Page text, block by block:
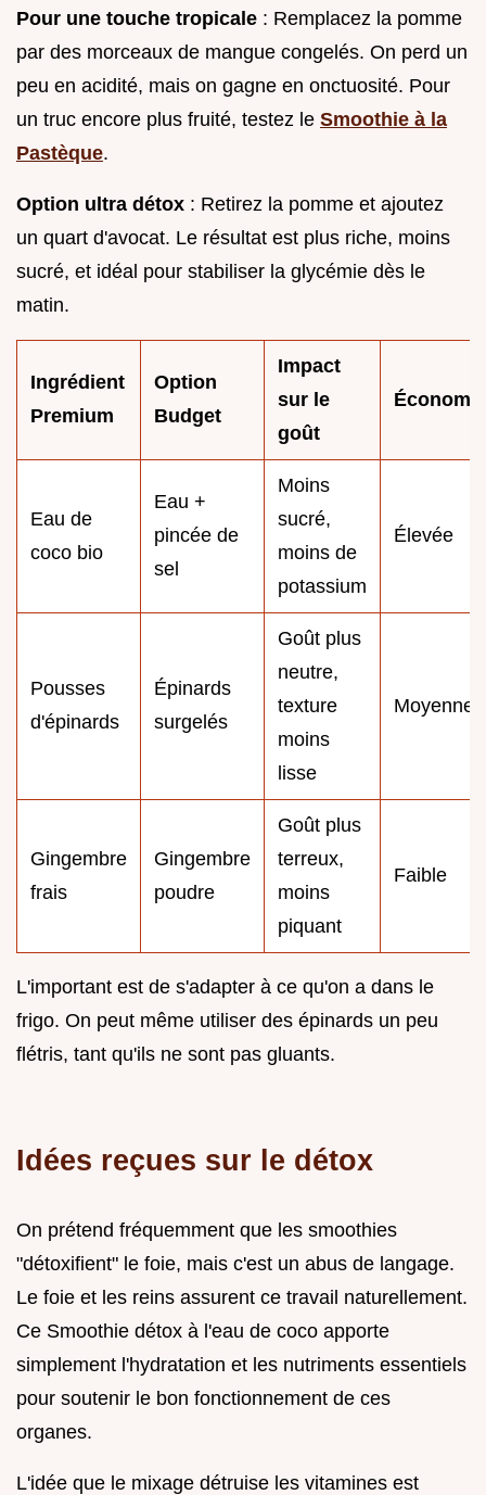
Pour une touche tropicale : Remplacez la pomme
par des morceaux de mangue congelés. On perd un
peu en acidité, mais on gagne en onctuosité. Pour
un truc encore plus fruité, testez le Smoothie à la
Pastèque.
Option ultra détox : Retirez la pomme et ajoutez
un quart d'avocat. Le résultat est plus riche, moins
sucré, et idéal pour stabiliser la glycémie dès le
matin.
Ingrédient
Premium
Option
Budget
Impact
sur le
goût
Économie
Eau de
coco bio
Eau +
pincée de
sel
Moins
sucré,
moins de
potassium
Élevée
Pousses
d'épinards
Épinards
surgelés
Goût plus
neutre,
texture
moins
lisse
Moyenne
Gingembre
frais
Gingembre
poudre
Goût plus
terreux,
moins
piquant
Faible
L'important est de s'adapter à ce qu'on a dans le
frigo. On peut même utiliser des épinards un peu
flétris, tant qu'ils ne sont pas gluants.
Idées reçues sur le détox
On prétend fréquemment que les smoothies
"détoxifient" le foie, mais c'est un abus de langage.
Le foie et les reins assurent ce travail naturellement.
Ce Smoothie détox à l'eau de coco apporte
simplement l'hydratation et les nutriments essentiels
pour soutenir le bon fonctionnement de ces
organes.
L'idée que le mixage détruise les vitamines est